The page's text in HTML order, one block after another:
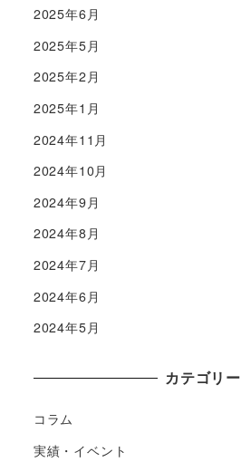
2025年6月
2025年5月
2025年2月
2025年1月
2024年11月
2024年10月
2024年9月
2024年8月
2024年7月
2024年6月
2024年5月
カテゴリー
コラム
実績・イベント